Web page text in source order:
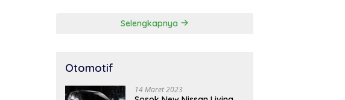
Selengkapnya
Otomotif
14 Maret 2023